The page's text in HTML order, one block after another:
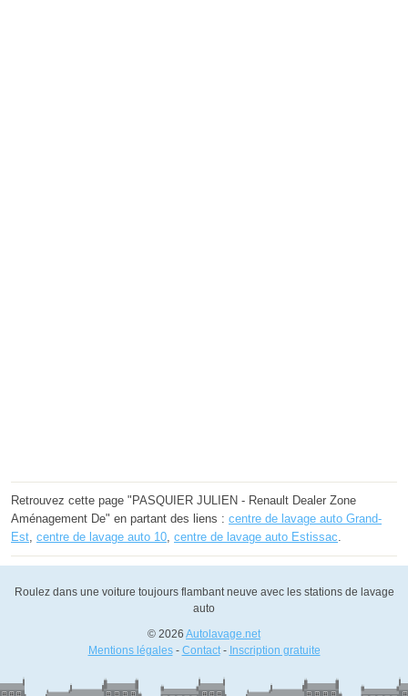
Retrouvez cette page "PASQUIER JULIEN - Renault Dealer Zone
Aménagement De" en partant des liens : centre de lavage auto Grand-
Est centre de lavage auto 10 centre de lavage auto Estissac
Roulez dans une voiture toujours flambant neuve avec les stations de lavage
auto
© 2026 Autolavage.net
Mentions légales- Contact- Inscription gratuite